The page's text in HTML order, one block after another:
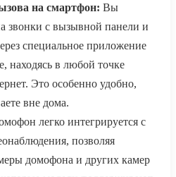
на смартфон: Вы
звонки с вызывной панели и
специальное приложение
находясь в любой точке
Это особенно удобно,
вне дома.
легко интегрируется с
позволяя
домофона и других камер